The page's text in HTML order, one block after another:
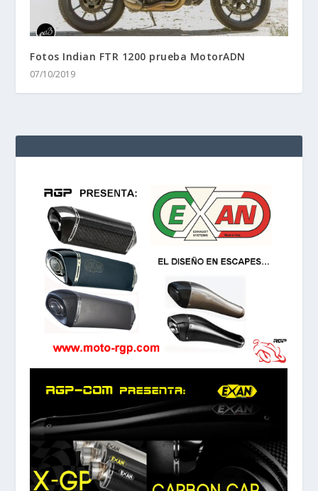
Fotos Indian FTR 1200 prueba MotorADN
07/10/2019